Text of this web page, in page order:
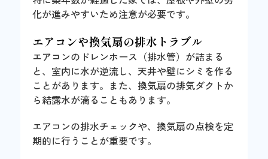
化が進みやすいため注意が必要です。
エアコンや換気扇の排水トラブル
エアコンのドレンホース（排水管）が詰まる
と、室内に水が逆流し、天井や壁にシミを作る
ことがあります。また、換気扇の排気ダクトか
ら結露水が滴ることもあります。
エアコンの排水チェックや、換気扇の点検を定
期的に行うことが重要です。